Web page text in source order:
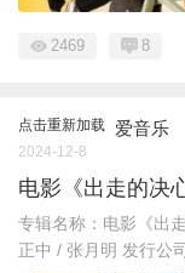
2469 8
点击重新加载 爱音乐
2024-12-8
电影《出走的决
专辑名称：电影《出
正中 / 张月明 发行公